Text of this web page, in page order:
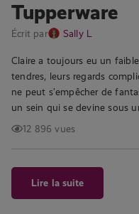
Tupperware
Écrit par Sally L
Claire a toujours eu un
tendres, leurs regards
ne peut s’empêcher de
un sein qui se devine sous
12 896 vues
Lire la suite